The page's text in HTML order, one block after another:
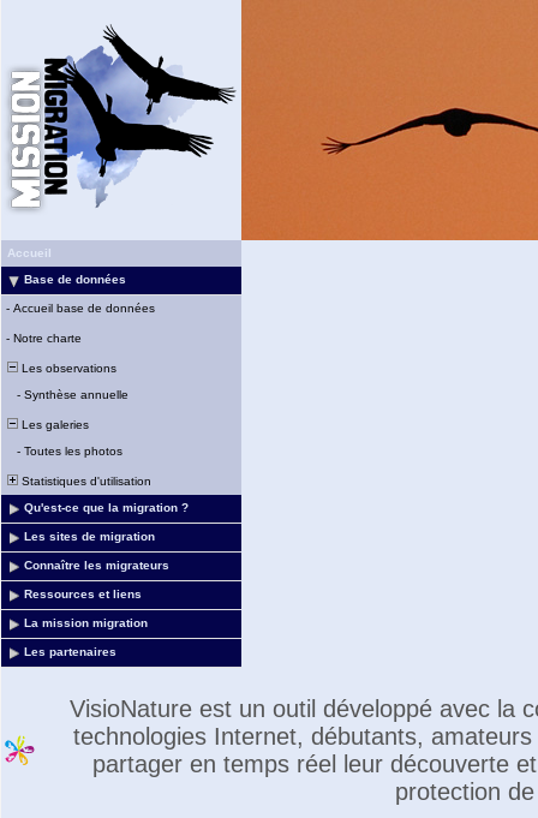
Accueil
Base de données
- Accueil base de données
- Notre charte
Les observations
- Synthèse annuelle
Les galeries
- Toutes les photos
Statistiques d'utilisation
Qu'est-ce que la migration ?
Les sites de migration
Connaître les migrateurs
Ressources et liens
La mission migration
Les partenaires
VisioNature est un outil développé avec la
technologies Internet, débutants,
partager en temps réel leur découverte
protection